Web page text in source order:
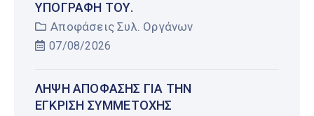
ΥΠΟΓΡΑΦΉ ΤΟΥ.
Αποφάσεις Συλ. Οργάνων
07/08/2026
ΛΉΨΗ ΑΠΌΦΑΣΗΣ ΓΙΑ ΤΗΝ
ΈΓΚΡΙΣΗ ΣΥΜΜΕΤΟΧΉΣ